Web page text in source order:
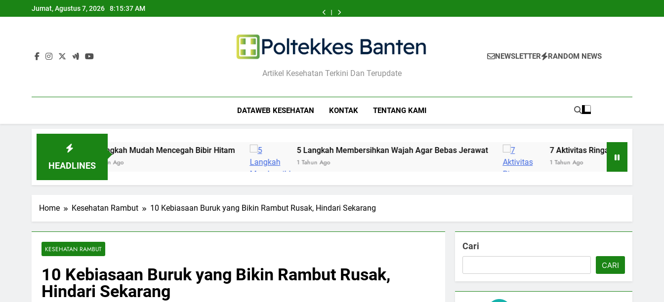
to
Jumat, Agustus 7, 2026 8:15:38 AM
Ringan
yang
Pikiran
Cemas
Sehat
yang
Seksual
Mudah
Mencegah
Wajah
Jerawat
yang
Pikiran
Cemas
yang
Seksual
Mencegah
Langkah
Membersihkan
Bebas
Jerawat
Aktivitas
Ringan
Menenangkan
Pikiran
Cemas
Poltekkes Banten
Artikel Kesehatan Terkini Dan Terupdate
NEWSLETTER RANDOM NEWS
DATAWEB KESEHATAN KONTAK TENTANG KAMI
HEADLINES
7 Langkah Mudah Mencegah Bibir Hitam
1 Tahun Ago
5 Langkah Membersihkan Wajah Agar Bebas Jerawat
1 Tahun Ago
7 Aktivitas Ringan yang Bisa Menenangkan
1 Tahun Ago
Home Kesehatan Rambut 10 Kebiasaan Buruk yang Bikin Rambut Rusak, Hindari Sekarang
KESEHATAN RAMBUT
10 Kebiasaan Buruk yang Bikin Rambut Rusak,
Hindari Sekarang
Cari
CARI